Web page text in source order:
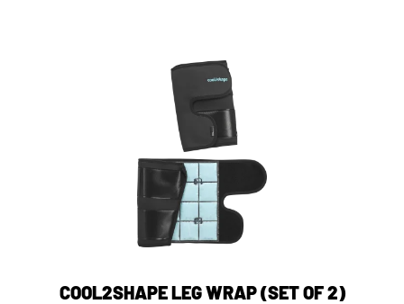
COOL2SHAPE LEG WRAP (SET OF 2)